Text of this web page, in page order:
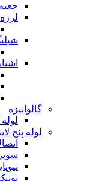
گالوانیزه
لوله پنج